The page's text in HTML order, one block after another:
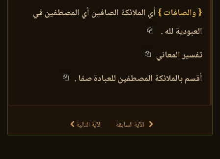
{ والصافات } أي الملائكة الصافين أي المصطفين في
العبودية لله .
تفسير المعاني
أقسم بالملائكة المصطفين للعبادة صفا .
الآية السابقة الآية التالية